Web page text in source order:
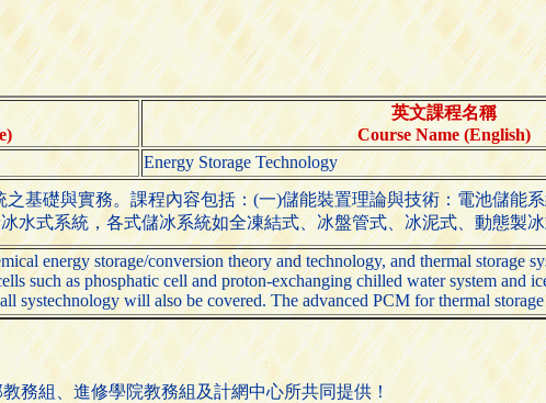
英文課程名稱
Course Name (English)
Energy Storage Technology
基礎與實務。課程內容包括：(一)儲能裝置理論與技術：電池儲能
水式系統，各式儲冰系統如全凍結式、冰盤管式、冰泥式、動態製
energy storage/conversion theory and technology, and thermal storage
such as phosphatic cell and proton-exchanging chilled water system and
systechnology will also be covered. The advanced PCM for thermal
務組、進修學院教務組及計網中心所共同提供！